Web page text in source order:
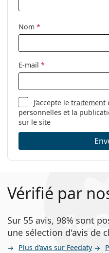
nettoyage:
Sexe:
Catégorie:
Marque:
Prada
Code:
0PR
Nom *
E-mail *
J’accepte letraitement
personnelles et la
sur le site
Vérifié par
Sur 55 avis, 98% sont
une sélection d'avis de
Plus d’avis sur Feedaty